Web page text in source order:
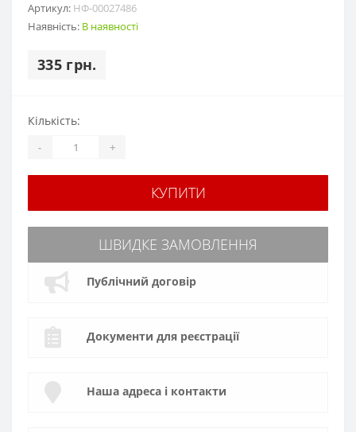
Артикул: НФ-00027486
Наявність: В наявності
335 грн.
Кількість:
- +
КУПИТИ
ШВИДКЕ ЗАМОВЛЕННЯ
Публічний договір
Документи для реєстрації
Наша адреса і контакти